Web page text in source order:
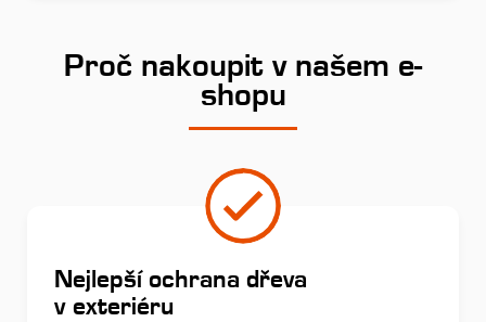
Proč nakoupit v našem e-
shopu
Nejlepší ochrana dřeva
v exteriéru